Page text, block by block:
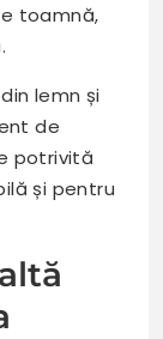
toamnă,
lemn și
de
potrivită
și pentru